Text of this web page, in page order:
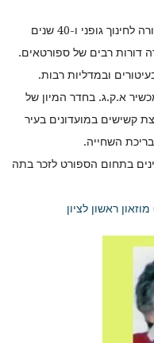
במשך קרוב לשלושים שנה הייתה יוכבד מורה לחינוך גופני ו-40 שנים
דורות רבים של ספורטאים.
ובמדליות רבות.
א.ק.ג. בחדר המיון של
קשישים במועדונים בעיר
השחייה.
מדליות למצטיינים בתחום הספורט לזכר בתה
מוזאון ראשון לציון